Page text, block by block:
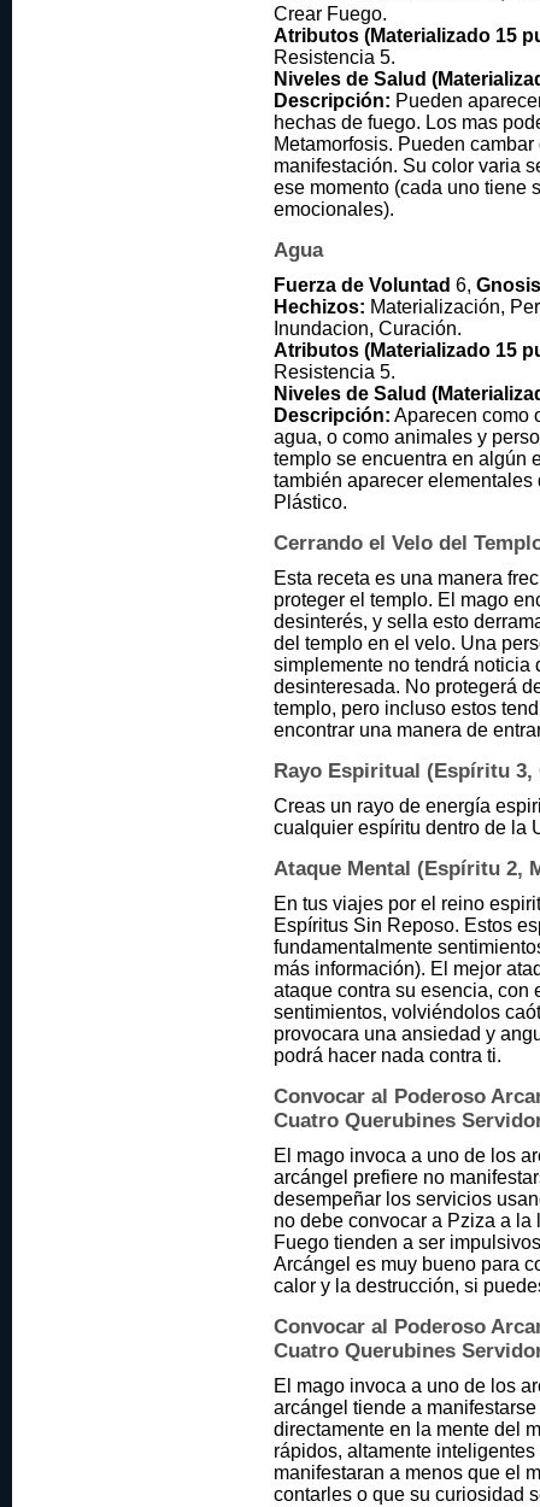
Crear Fuego.
Atributos (Materializado 15
Resistencia 5.
Niveles de Salud
Descripción: Pueden
hechas de fuego. Los mas
Metamorfosis. Pueden
manifestación. Su color varia
ese momento (cada uno tiene
emocionales).
Agua
Fuerza de Voluntad 6, Gnosis
Hechizos: Materialización,
Inundacion, Curación.
Atributos (Materializado 15
Resistencia 5.
Niveles de Salud
Descripción: Aparecen como
agua, o como animales y
templo se encuentra en algún
también aparecer
Plástico.
Cerrando el Velo del
Esta receta es una manera
proteger el templo. El mago
desinterés, y sella esto
del templo en el velo. Una
simplemente no tendrá noticia
desinteresada. No protegerá
templo, pero incluso estos
encontrar una manera de
Rayo Espiritual (Espíritu 3,
Creas un rayo de energía
cualquier espíritu dentro de la
Ataque Mental (Espíritu 2,
En tus viajes por el reino
Espíritus Sin Reposo. Estos
fundamentalmente
más información). El mejor
ataque contra su esencia, con
sentimientos, volviéndolos
provocara una ansiedad y
podrá hacer nada contra ti.
Convocar al Poderoso
Cuatro Querubines
El mago invoca a uno de los
arcángel prefiere no
desempeñar los servicios
no debe convocar a Pziza a
Fuego tienden a ser
Arcángel es muy bueno para
calor y la destrucción, si
Convocar al Poderoso
Cuatro Querubines
El mago invoca a uno de los
arcángel tiende a
directamente en la mente del
rápidos, altamente
manifestaran a menos que el
contarles o que su curiosidad